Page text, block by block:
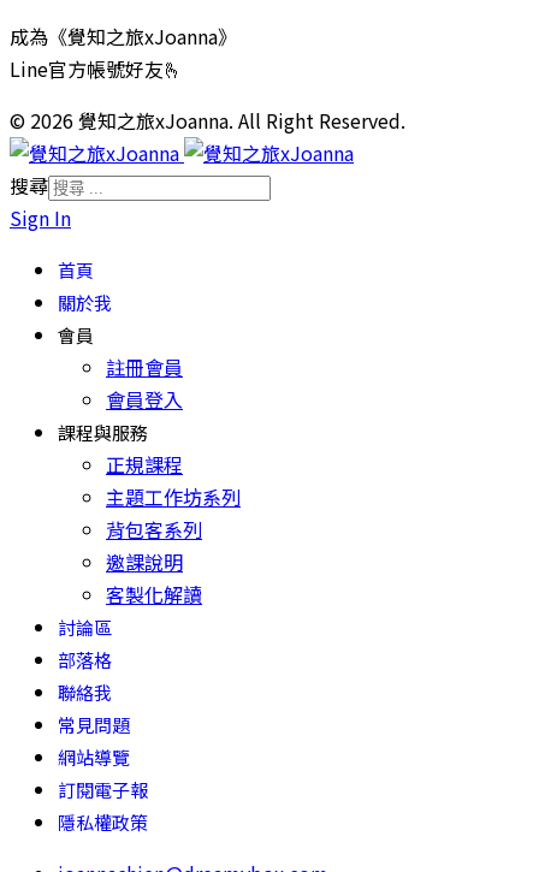
成為《覺知之旅xJoanna》
Line官方帳號好友🫰
© 2026 覺知之旅xJoanna. All Right Reserved.
搜尋
Sign In
首頁
關於我
會員
註冊會員
會員登入
課程與服務
正規課程
主題工作坊系列
背包客系列
邀課說明
客製化解讀
討論區
部落格
聯絡我
常見問題
網站導覽
訂閱電子報
隱私權政策